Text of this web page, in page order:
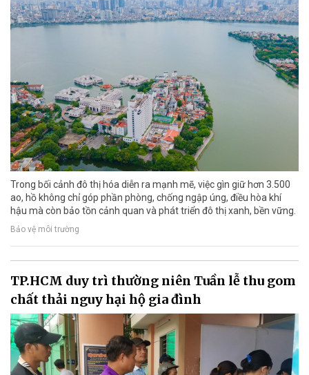
Trong bối cảnh đô thị hóa diễn ra mạnh mẽ, việc gìn giữ hơn 3.500
ao, hồ không chỉ góp phần phòng, chống ngập úng, điều hòa khí
hậu mà còn bảo tồn cảnh quan và phát triển đô thị xanh, bền vững.
Bảo vệ môi trường
TP.HCM duy trì thường niên Tuần lễ thu gom
chất thải nguy hại hộ gia đình